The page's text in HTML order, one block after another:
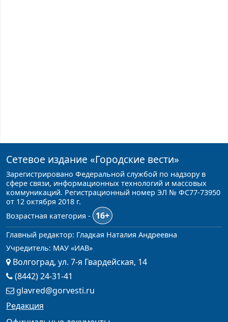
Сетевое издание «Городские вести»
Зарегистрировано Федеральной службой по надзору в
сфере связи, информационных технологий и массовых
коммуникаций. Регистрационный номер ЭЛ № ФС77-73950
от 12 октября 2018 г.
Возрастная категория -
16+
Главный редактор: Гладкая Наталия Андреевна
Учредитель: МАУ «ИАВ»
Волгоград, ул. 7-я Гвардейская, 14
(8442) 24-31-41
glavred@gorvesti.ru
Редакция